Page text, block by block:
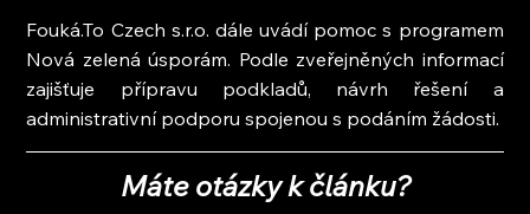
Fouká.To Czech s.r.o. dále uvádí pomoc s programem
Nová zelená úsporám. Podle zveřejněných informací
zajišťuje přípravu podkladů, návrh řešení a
administrativní podporu spojenou s podáním žádosti.
Máte otázky k článku?